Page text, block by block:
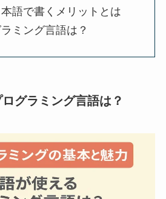
語で書くメリットとは
ミング言語は？
グラミング言語は？